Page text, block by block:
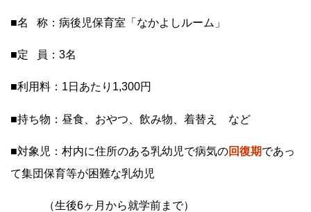
■名 称：病後児保育室「なかよしルーム」
■定 員：3名
■利用料：1日あたり1,300円
■持ち物：昼食、おやつ、飲み物、着替え など
■対象児：村内に住所のある乳幼児で病気の回復期であっ
て集団保育等が困難な乳幼児
（生後6ヶ月から就学前まで）